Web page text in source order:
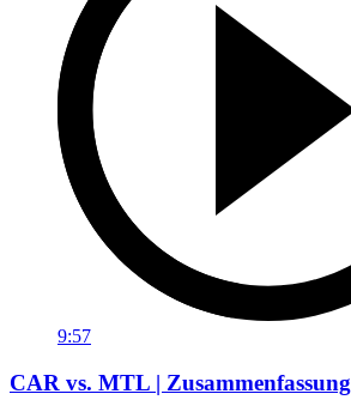
9:57
CAR vs. MTL | Zusammenfassung